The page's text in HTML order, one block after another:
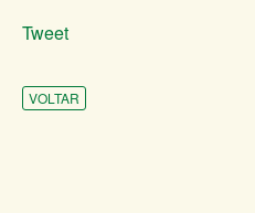
Tweet
VOLTAR